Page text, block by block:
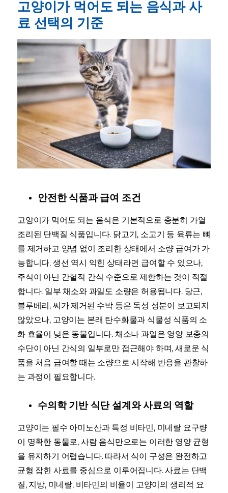
고양이가 먹어도 되는 음식과 사
료 선택의 기준
안전한 식품과 급여 조건
고양이가 먹어도 되는 음식은 기본적으로 충분히 가열
조리된 단백질 식품입니다. 닭고기, 소고기 등 육류는 뼈
를 제거하고 양념 없이 조리한 상태에서 소량 급여가 가
능합니다. 생선 역시 익힌 상태라면 급여할 수 있으나,
주식이 아닌 간헐적 간식 수준으로 제한하는 것이 적절
합니다. 일부 채소와 과일도 소량은 허용됩니다. 당근,
블루베리, 씨가 제거된 수박 등은 독성 성분이 보고되지
않았으나, 고양이는 본래 탄수화물과 식물성 식품의 소
화 효율이 낮은 동물입니다. 채소나 과일은 영양 보충의
수단이 아닌 간식의 일부로만 접근해야 하며, 새로운 식
품을 처음 급여할 때는 소량으로 시작해 반응을 관찰하
는 과정이 필요합니다.
수의학 기반 식단 설계와 사료의 역할
고양이는 필수 아미노산과 특정 비타민, 미네랄 요구량
이 명확한 동물로, 사람 음식만으로는 이러한 영양 균형
을 유지하기 어렵습니다. 따라서 식이 구성은 완전하고
균형 잡힌 사료를 중심으로 이루어집니다. 사료는 단백
질, 지방, 미네랄, 비타민의 비율이 고양이의 생리적 요